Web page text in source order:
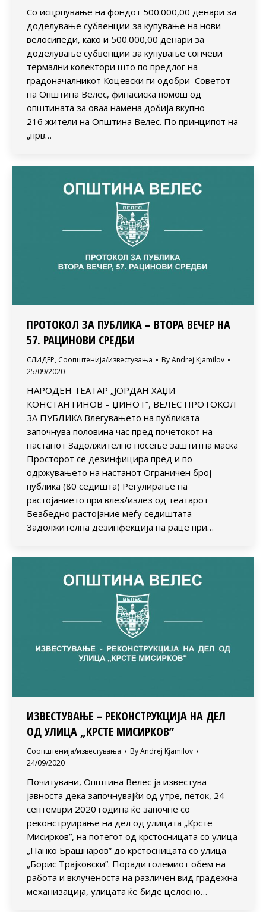
Со исцрпување на фондот 500.000,00 денари за
доделување субвенции за купување на нови
велосипеди, како и 500.000,00 денари за
доделување субвенции за купување сончеви
термални колектори што по предлог на
градоначалникот Коцевски ги одобри Советот
на Општина Велес, финасиска помош од
општината за оваа намена добија вкупно
216 жители на Општина Велес. По принципoт на
„прв…
ПРОТОКОЛ ЗА ПУБЛИКА – ВТОРА ВЕЧЕР НА
57. РАЦИНОВИ СРЕДБИ
СЛИДЕР, Соопштенија/известувања ByAndrej Kjamilov
25/09/2020
НАРОДЕН ТЕАТАР „ЈОРДАН ХАЏИ
КОНСТАНТИНОВ – ЏИНОТ”, ВЕЛЕС ПРОТОКОЛ
ЗА ПУБЛИКА Влегувањето на публиката
започнува половина час пред почетокот на
настанот Задолжително носење заштитна маска
Просторот се дезинфицира пред и по
одржувањето на настанот Ограничен број
публика (80 седишта) Регулирање на
растојанието при влез/излез од театарот
Безбедно растојание меѓу седиштата
Задолжителна дезинфекција на раце при…
ИЗВЕСТУВАЊЕ – РЕКОНСТРУКЦИЈА НА ДЕЛ
ОД УЛИЦА „КРСТЕ МИСИРКОВ”
Соопштенија/известувања ByAndrej Kjamilov
24/09/2020
Почитувани, Општина Велес ја известува
јавноста дека започнувајќи од утре, петок, 24
септември 2020 година ќе започне со
реконструирање на дел од улицата „Крсте
Мисирков”, на потегот од крстосницата со улица
„Панко Брашнаров” до крстосницата со улица
„Борис Трајковски”. Поради големиот обем на
работа и вклученоста на различен вид градежна
механизација, улицата ќе биде целосно…